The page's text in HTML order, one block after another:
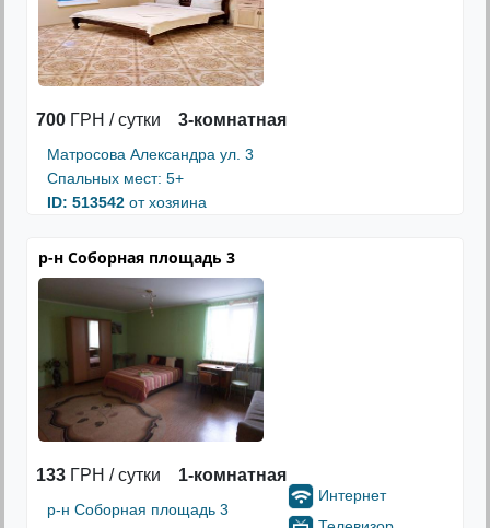
700 ГРН / сутки 3-комнатная
Матросова Александра ул. 3
Спальных мест: 5+
ID: 513542 от хозяина
р-н Соборная площадь 3
133 ГРН / сутки 1-комнатная
р-н Соборная площадь 3
Интернет